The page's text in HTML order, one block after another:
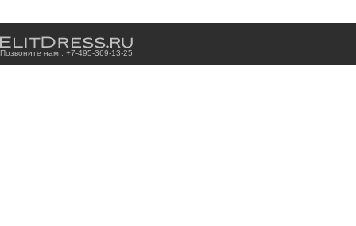
Позвоните нам : +7-495-369-13-25